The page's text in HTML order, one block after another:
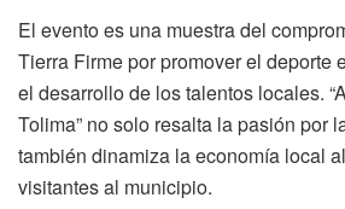
El evento es una muestra del
Tierra Firme por promover el deporte
el desarrollo de los talentos locales.
Tolima” no solo resalta la pasión por
también dinamiza la economía local
visitantes al municipio.